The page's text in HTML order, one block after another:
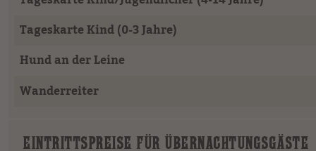
Tageskarte Kind (0-3 Jahre)
Hund an der Leine
Wanderreiter
EINTRITTSPREISE FÜR ÜBERNACHTUNGSGÄSTE